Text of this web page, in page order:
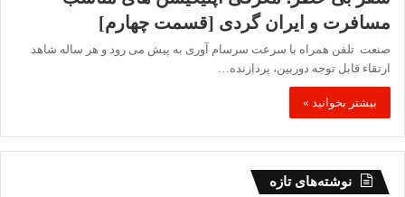
مسافرت و ایران گردی [قسمت چهارم]
صنعت تلفن همراه با سرعت سرسام آوری به پیش می رود و هر ساله شاهد
ارتقاء قابل توجه دوربین، پردازنده…
بیشتر بخوانید »
نوشته‌های تازه